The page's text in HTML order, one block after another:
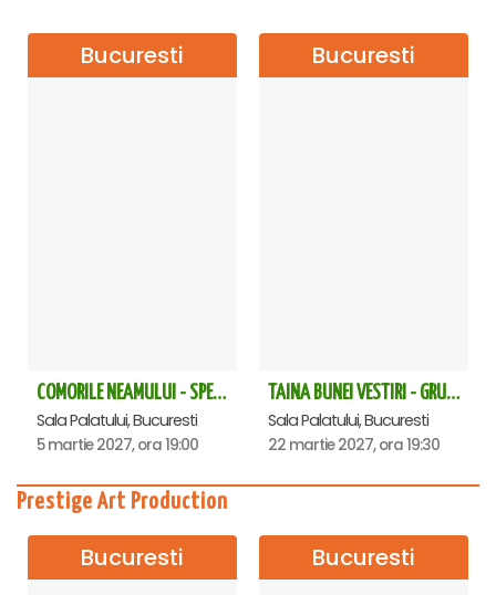
Bucuresti
COMORILE NEAMULUI - SPECTACOL EXTRAORDINAR - Sala Palatului
Sala Palatului, Bucuresti
5 martie 2027, ora 19:00
Bucuresti
TAINA BUNEI VESTIRI - GRUPUL PSALTIC TRONOS la Sala Palatului
Sala Palatului, Bucuresti
22 martie 2027, ora 19:30
Prestige Art Production
Bucuresti Bucuresti